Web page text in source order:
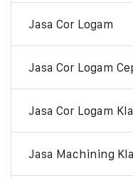
Jasa Cor Logam
Jasa Cor Logam
Jasa Cor Logam
Jasa Machining